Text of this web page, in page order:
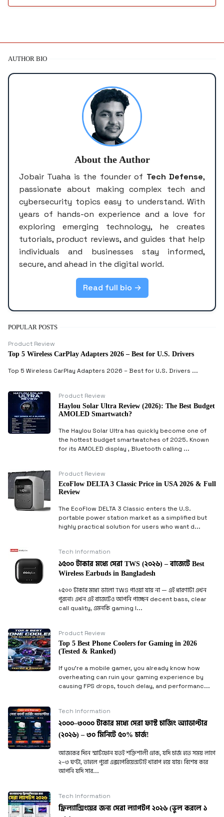
AUTHOR BIO
About the Author
Jobair Tuaha is the founder of Tech Defense,
passionate about making complex tech and
cybersecurity topics easy to understand. With
years of hands-on experience and a love for
exploring emerging technology, he creates
tutorials, product reviews, and guides that help
individuals and businesses stay informed,
secure, and ahead in the digital world.
Read full bio →
POPULAR POSTS
Product Review
Top 5 Wireless CarPlay Adapters 2026 – Best for U.S. Drivers
Top 5 Wireless CarPlay Adapters 2026 – Best for U.S. Drivers ...
Product Review
Haylou Solar Ultra Review (2026): The Best Budget
AMOLED Smartwatch?
The Haylou Solar Ultra has quickly become one of
the hottest budget smartwatches of 2025. Known
for its AMOLED display , Bluetooth calling ...
Product Review
EcoFlow DELTA 3 Classic Price in USA 2026 & Full
Review
The EcoFlow DELTA 3 Classic enters the U.S.
portable power station market as a simplified but
highly practical solution for users who want d...
Tech Information
১৫০০ টাকার মধ্যে সেরা TWS (২০২৬) – বাজেটে Best
Wireless Earbuds in Bangladesh
১৫০০ টাকার মধ্যে ভালো TWS পাওয়া যায় না — এই ধারণাটা এখন
পুরনো। এখন এই বাজেটেও আপনি পাচ্ছেন decent bass, clear
call quality, এমনকি gaming l...
Product Review
Top 5 Best Phone Coolers for Gaming in 2026
(Tested & Ranked)
If you’re a mobile gamer, you already know how
overheating can ruin your gaming experience by
causing FPS drops, touch delay, and performanc...
Tech Information
২০০০–৩০০০ টাকার মধ্যে সেরা ফাস্ট চার্জিং অ্যাডাপ্টার
(২০২৬) – ৩০ মিনিটে ৫০% চার্জ!
আজকের দিনে স্মার্টফোন যতই শক্তিশালী হোক, যদি চার্জ হতে সময় লাগে
২–৩ ঘণ্টা, তাহলে পুরো এক্সপেরিয়েন্সটাই খারাপ হয়ে যায়। বিশেষ করে
আপনি যদি সার...
Tech Information
ফ্রিল্যান্সিংয়ের জন্য সেরা ল্যাপটপ ২০২৬ (ভুল করলে ১